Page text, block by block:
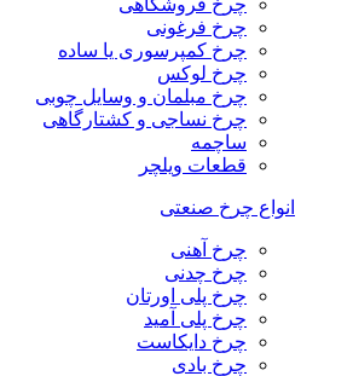
چرخ فروشگاهی
چرخ فرغونی
چرخ کمپرسوری یا ساده
چرخ لوکس
چرخ مبلمان و وسایل چوبی
چرخ نساجی و کشتارگاهی
ساچمه
قطعات ویلچر
انواع چرخ صنعتی
چرخ آهنی
چرخ چدنی
چرخ پلی اورتان
چرخ پلی آمید
چرخ دایکاست
چرخ بادی